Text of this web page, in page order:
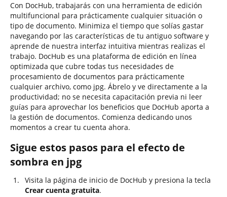
Con DocHub, trabajarás con una herramienta de edición
multifuncional para prácticamente cualquier situación o
tipo de documento. Minimiza el tiempo que solías gastar
navegando por las características de tu antiguo software y
aprende de nuestra interfaz intuitiva mientras realizas el
trabajo. DocHub es una plataforma de edición en línea
optimizada que cubre todas tus necesidades de
procesamiento de documentos para prácticamente
cualquier archivo, como jpg. Ábrelo y ve directamente a la
productividad; no se necesita capacitación previa ni leer
guías para aprovechar los beneficios que DocHub aporta a
la gestión de documentos. Comienza dedicando unos
momentos a crear tu cuenta ahora.
Sigue estos pasos para el efecto de
sombra en jpg
Visita la página de inicio de DocHub y presiona la tecla
Crear cuenta gratuita.